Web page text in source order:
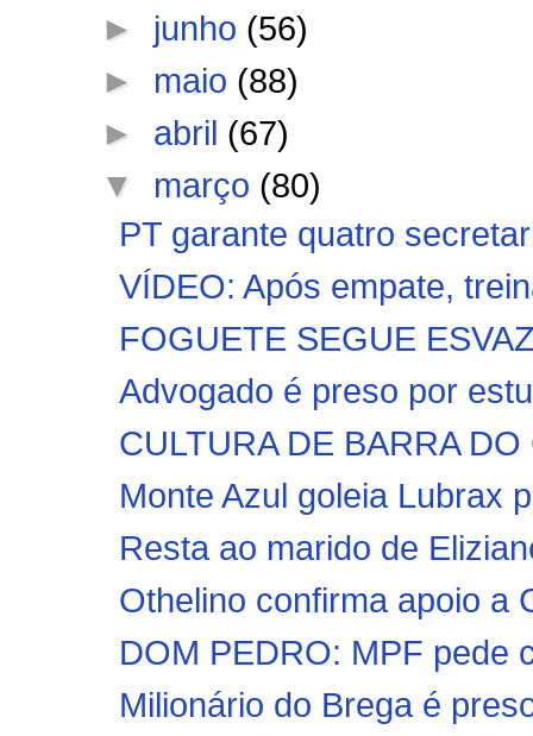
► junho (56)
► maio (88)
► abril (67)
▼ março (80)
PT garante quatro
VÍDEO: Após empate,
FOGUETE SEGUE
Advogado é preso por
CULTURA DE BARRA
Monte Azul goleia Lubrax
Resta ao marido de
Othelino confirma apoio a
DOM PEDRO: MPF pede
Milionário do Brega é